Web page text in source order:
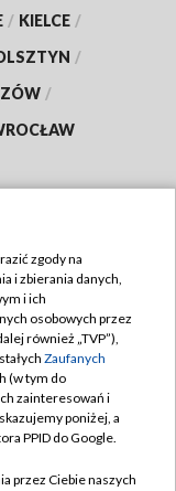
/ KIELCE /
/
/
zgody na
i zbierania danych,
i ich
osobowych przez
również „TVP”),
Zaufanych
(w tym do
zainteresowań i
poniżej, a
PPID do Google.
przez Ciebie naszych